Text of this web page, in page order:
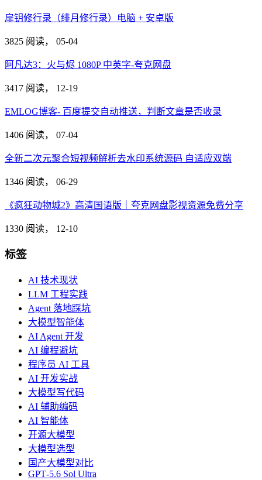
扉钥修行录（绯月修行录）电脑 + 安卓版
3825 阅读， 05-04
阿凡达3：火与烬 1080P 中英字-夸克网盘
3417 阅读， 12-19
EMLOG博客- 百度提交自动推送，判断文章是否收录
1406 阅读， 07-04
全新二次元聚合短视频解析去水印系统源码 自适应双端
1346 阅读， 06-29
《疯狂动物城2》高清国语版｜夸克网盘影视资源免费分享
1330 阅读， 12-10
标签
AI 技术现状
LLM 工程实践
Agent 落地踩坑
大模型智能体
AI Agent 开发
AI 编程避坑
程序员 AI 工具
AI 开发实战
大模型写代码
AI 辅助编码
AI 智能体
开源大模型
大模型选型
国产大模型对比
GPT‑5.6 Sol Ultra